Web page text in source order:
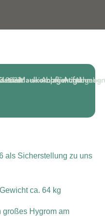
neinMaulkorbpflichtig:
neinAnlagehund:
nein Abgabe
als Sicherstellung zu uns
Gewicht ca. 64 kg
großes Hygrom am